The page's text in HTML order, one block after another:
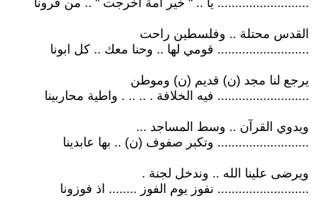
.......................... يا .. " خير أمة أخرجت " .. من قرونا
القدس محتلة .. وفلسطين راحت
.......................... قومي لها .. وحنا معك .. كل ابونا
يرجع لنا مجد (ن) قديم (ن) وموطن
.......................... فيه الخلافة . .. .. . واطية محاربينا
ويدوي القرآن .. وسط المساجد ...
.......................... وتكبر صفوف (ن) .. بها عابدينا
ويرضى علينا الله .. وندخل لجنة .
.......................... نفوز يوم الفوز ........ اذ فوزونا